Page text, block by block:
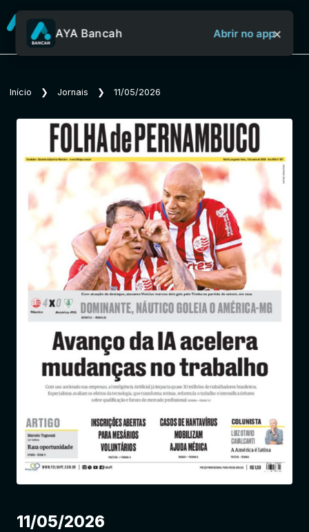
Sobre o Aya Bancah
Início
Revistas
Jornais
Notícias
Entrar
AYA Bancah Abrir no app×
Início ❯ Jornais ❯ 11/05/2026
11/05/2026